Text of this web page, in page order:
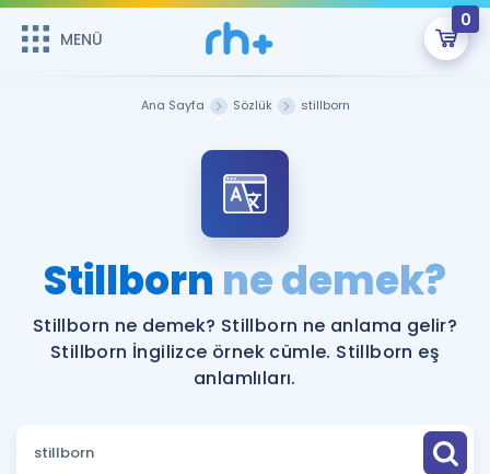
MENÜ
0
ÜYE DEĞİLİM
Sepetin Şu An Boş.
Remzi Hoca ile seni sınava hazırlayacak onlarca eğitim seni
bekliyor!
MENÜ
Faydalı Araçlar
Sözlük
Hakkımızda
Ana Sayfa Sözlük stillborn
Stillborn ne demek?
Stillborn ne demek? Stillborn ne anlama gelir?
Stillborn İngilizce örnek cümle. Stillborn eş
anlamlıları.